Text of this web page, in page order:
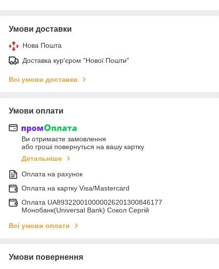
Умови доставки
Нова Пошта
Доставка кур'єром "Нової Пошти"
Всі умови доставки
Умови оплати
Ви отримаєте замовлення
або гроші повернуться на вашу картку
Детальніше
Оплата на рахунок
Оплата на картку Visa/Mastercard
Оплата UA893220010000026201300846177
Монобанк(Universal Bank) Сокол Сергій
Всі умови оплати
Умови повернення